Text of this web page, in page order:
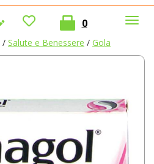
0prodotti
/ Salute e Benessere / Gola